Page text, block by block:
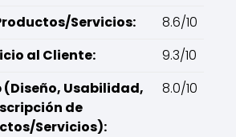
Servicios:
8.6/10
al Cliente:
9.3/10
(Diseño, Usabilidad,
de
Servicios):
8.0/10